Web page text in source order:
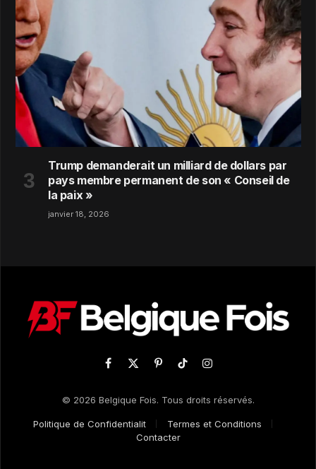
Trump demanderait un milliard de dollars par
pays membre permanent de son « Conseil de
la paix »
janvier 18, 2026
Facebook
X
PinterestTikTokInstagram
© 2026 Belgique Fois. Tous droits réservés.
Politique de Confidentialit
Termes et Conditions
Contacter